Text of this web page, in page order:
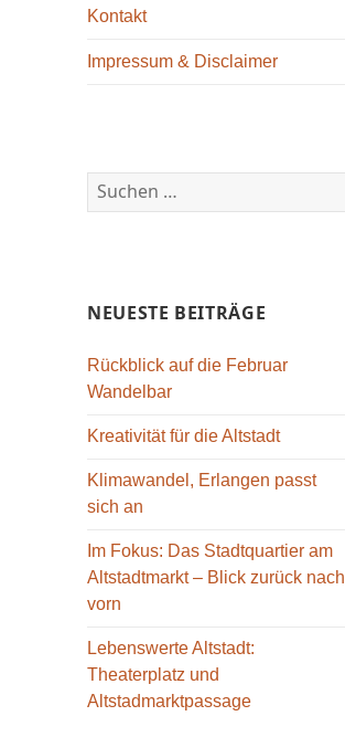
Kontakt
Impressum & Disclaimer
Suchen
nach:
NEUESTE BEITRÄGE
Rückblick auf die Februar
Wandelbar
Kreativität für die Altstadt
Klimawandel, Erlangen passt
sich an
Im Fokus: Das Stadtquartier am
Altstadtmarkt – Blick zurück nach
vorn
Lebenswerte Altstadt:
Theaterplatz und
Altstadmarktpassage